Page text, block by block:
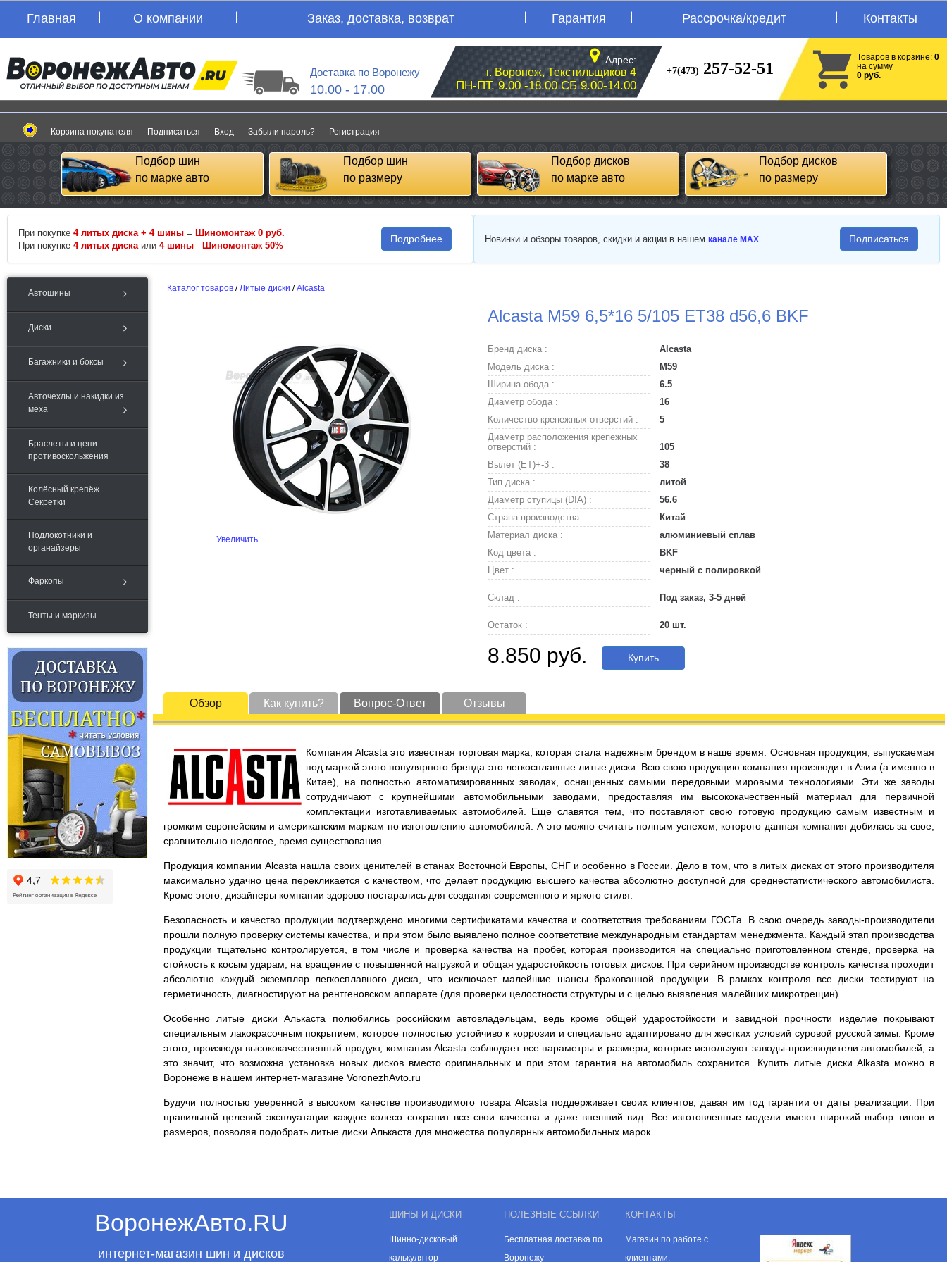
Главная О компании Заказ, доставка, возврат Гарантия Рассрочка/кредит Контакты
Доставка по Воронежу
10.00 - 17.00
Адрес:
г. Воронеж, Текстильщиков 4
ПН-ПТ, 9.00 -18.00 СБ 9.00-14.00
+7(473) 257-52-51
Товаров в корзине: 0
на сумму
0 руб.
Корзина покупателя Подписаться Вход Забыли пароль? Регистрация
Подбор шин
по марке авто
Подбор шин
по размеру
Подбор дисков
по марке авто
Подбор дисков
по размеру
При покупке 4 литых диска + 4 шины = Шиномонтаж 0 руб.
При покупке 4 литых диска или 4 шины - Шиномонтаж 50%
Подробнее Новинки и обзоры товаров, скидки и акции в нашем канале MAX Подписаться
Автошины
Диски
Багажники и боксы
Авточехлы и накидки из
меха
Браслеты и цепи
противоскольжения
Колёсный крепёж.
Секретки
Подлокотники и
органайзеры
Фаркопы
Тенты и маркизы
Каталог товаров /Литые диски /Alcasta
Alcasta M59 6,5*16 5/105 ET38 d56,6 BKF
Увеличить
Бренд диска :
Alcasta
Модель диска :
M59
Ширина обода :
6.5
Диаметр обода :
16
Количество крепежных отверстий :
5
Диаметр расположения крепежных
отверстий :
105
Вылет (ET)+-3 :
38
Тип диска :
литой
Диаметр ступицы (DIA) :
56.6
Страна производства :
Китай
Материал диска :
алюминиевый сплав
Код цвета :
BKF
Цвет :
черный с полировкой
Склад : Под заказ, 3-5 дней
Остаток : 20 шт.
8.850 руб. Купить
Обзор Как купить? Вопрос-Ответ Отзывы
Компания Alcasta это известная торговая марка, которая стала надежным брендом в наше время. Основная продукция, выпускаемая
под маркой этого популярного бренда это легкосплавные литые диски. Всю свою продукцию компания производит в Азии (а именно в
Китае), на полностью автоматизированных заводах, оснащенных самыми передовыми мировыми технологиями. Эти же заводы
сотрудничают с крупнейшими автомобильными заводами, предоставляя им высококачественный материал для первичной
комплектации изготавливаемых автомобилей. Еще славятся тем, что поставляют свою готовую продукцию самым известным и
громким европейским и американским маркам по изготовлению автомобилей. А это можно считать полным успехом, которого данная компания добилась за свое,
сравнительно недолгое, время существования.
Продукция компании Alcasta нашла своих ценителей в станах Восточной Европы, СНГ и особенно в России. Дело в том, что в литых дисках от этого производителя
максимально удачно цена перекликается с качеством, что делает продукцию высшего качества абсолютно доступной для среднестатистического автомобилиста.
Кроме этого, дизайнеры компании здорово постарались для создания современного и яркого стиля.
Безопасность и качество продукции подтверждено многими сертификатами качества и соответствия требованиям ГОСТа. В свою очередь заводы-производители
прошли полную проверку системы качества, и при этом было выявлено полное соответствие международным стандартам менеджмента. Каждый этап производства
продукции тщательно контролируется, в том числе и проверка качества на пробег, которая производится на специально приготовленном стенде, проверка на
стойкость к косым ударам, на вращение с повышенной нагрузкой и общая ударостойкость готовых дисков. При серийном производстве контроль качества проходит
абсолютно каждый экземпляр легкосплавного диска, что исключает малейшие шансы бракованной продукции. В рамках контроля все диски тестируют на
герметичность, диагностируют на рентгеновском аппарате (для проверки целостности структуры и с целью выявления малейших микротрещин).
Особенно литые диски Алькаста полюбились российским автовладельцам, ведь кроме общей ударостойкости и завидной прочности изделие покрывают
специальным лакокрасочным покрытием, которое полностью устойчиво к коррозии и специально адаптировано для жестких условий суровой русской зимы. Кроме
этого, производя высококачественный продукт, компания Alcasta соблюдает все параметры и размеры, которые используют заводы-производители автомобилей, а
это значит, что возможна установка новых дисков вместо оригинальных и при этом гарантия на автомобиль сохранится. Купить литые диски Alkasta можно в
Воронеже в нашем интернет-магазине VoronezhAvto.ru
Будучи полностью уверенной в высоком качестве производимого товара Alcasta поддерживает своих клиентов, давая им год гарантии от даты реализации. При
правильной целевой эксплуатации каждое колесо сохранит все свои качества и даже внешний вид. Все изготовленные модели имеют широкий выбор типов и
размеров, позволяя подобрать литые диски Алькаста для множества популярных автомобильных марок.
ВоронежАвто.RU
интернет-магазин шин и дисков
ШИНЫ И ДИСКИ
Шинно-дисковый
калькулятор
ПОЛЕЗНЫЕ ССЫЛКИ
Бесплатная доставка по
Воронежу
КОНТАКТЫ
Магазин по работе с
клиентами: